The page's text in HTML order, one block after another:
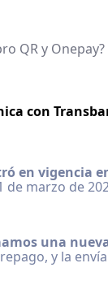
QR y Onepay?
con
en vigencia
marzo de
una
y la